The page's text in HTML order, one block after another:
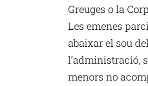
Greuges o la
Les emenes
abaixar el sou
l’administració,
menors no